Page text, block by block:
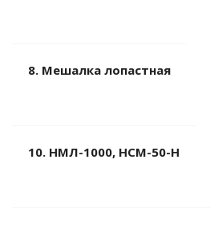
8. Мешалка лопастная
10. НМЛ-1000, НСМ-50-Н